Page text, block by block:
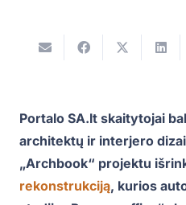
Portalo SA.lt skaitytojai
architektų ir interjero
„Archbook“ projektu
rekonstrukciją, kurios